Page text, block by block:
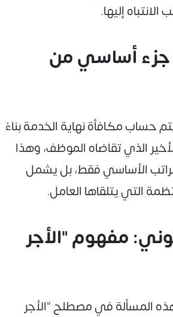
إليها.
جزء أساسي من
حساب مكافأة نهاية الخدمة بناءً
الذي تقاضاه الموظف، وهذا
الأساسي فقط، بل يشمل
التي يتلقاها العامل.
مفهوم "الأجر
المسألة في مصطلح "الأجر